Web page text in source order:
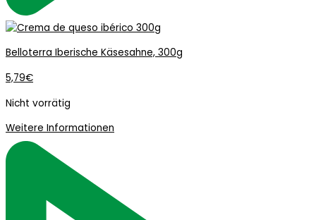
Belloterra Iberische Käsesahne, 300g
5,79€
Nicht vorrätig
Weitere Informationen